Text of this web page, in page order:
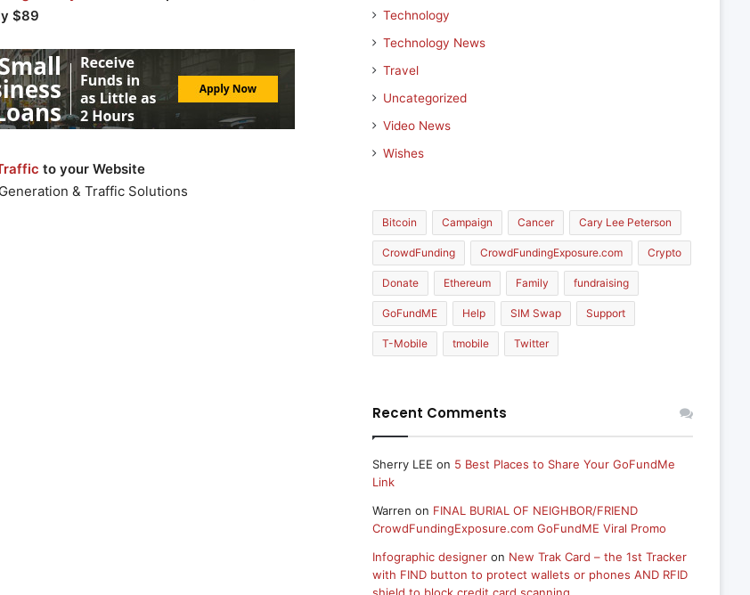
$89
to your Website
& Traffic Solutions
Technology
Technology News
Travel
Uncategorized
Video News
Wishes
Bitcoin Campaign Cancer Cary Lee Peterson
CrowdFunding CrowdFundingExposure.com Crypto
Donate Ethereum Family fundraising
GoFundME Help SIM Swap Support
T-Mobile tmobile Twitter
Recent Comments
Sherry LEE on 5 Best Places to Share Your GoFundMe
Link
Warren on FINAL BURIAL OF NEIGHBOR/FRIEND
CrowdFundingExposure.com GoFundME Viral Promo
Infographic designeron New Trak Card – the 1st Tracker
with FIND button to protect wallets or phones AND RFID